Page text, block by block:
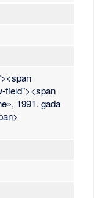
field"><span
1991. gada